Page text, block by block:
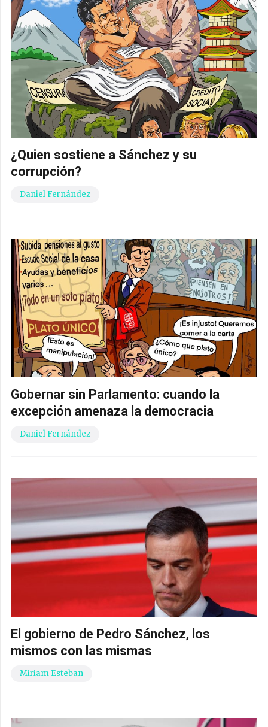
¿Quien sostiene a Sánchez y su
corrupción?
Daniel Fernández
Gobernar sin Parlamento: cuando la
excepción amenaza la democracia
Daniel Fernández
El gobierno de Pedro Sánchez, los
mismos con las mismas
Miriam Esteban